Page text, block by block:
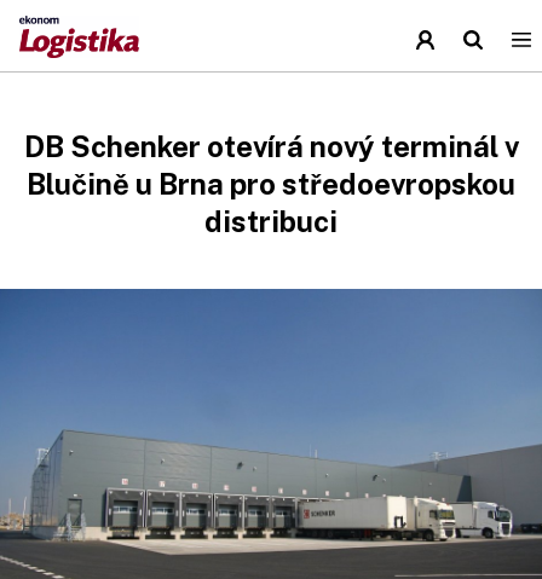
DB Schenker otevírá nový terminál v
Blučině u Brna pro středoevropskou
distribuci